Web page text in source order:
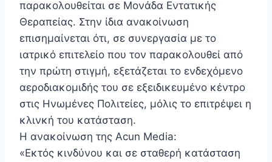
παρακολουθείται σε Μονάδα Εντατικής
Θεραπείας. Στην ίδια ανακοίνωση
επισημαίνεται ότι, σε συνεργασία με το
ιατρικό επιτελείο που τον παρακολουθεί από
την πρώτη στιγμή, εξετάζεται το ενδεχόμενο
αεροδιακομιδής του σε εξειδικευμένο κέντρο
στις Ηνωμένες Πολιτείες, μόλις το επιτρέψει η
κλινκή του κατάσταση.
Η ανακοίνωση της Acun Media:
«Εκτός κινδύνου και σε σταθερή κατάσταση